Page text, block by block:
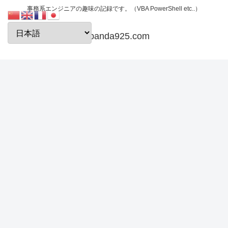
事務系エンジニアの趣味の記録です。（VBA PowerShell etc..）
papanda925.com